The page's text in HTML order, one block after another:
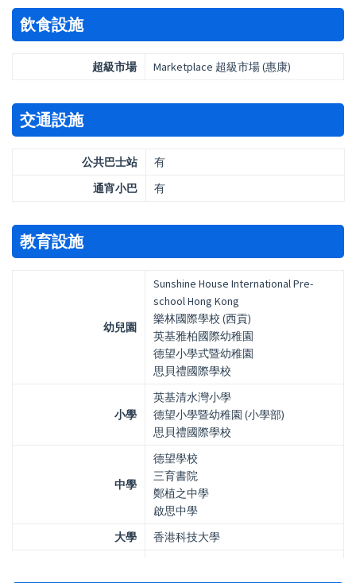
飲食設施
超級市場 Marketplace 超級市場 (惠康)
交通設施
公共巴士站
有
通宵小巴
有
教育設施
幼兒園
Sunshine House International Pre-
school Hong Kong
樂林國際學校 (西貢)
英基雅柏國際幼稚園
德望小學式暨幼稚園
思貝禮國際學校
小學
英基清水灣小學
德望小學暨幼稚園 (小學部)
思貝禮國際學校
中學
德望學校
三育書院
鄭植之中學
啟思中學
大學
香港科技大學